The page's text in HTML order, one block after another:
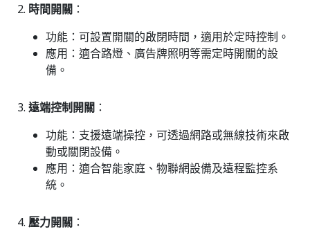
時間開關 ：
功能 ：可設置開關的啟閉時間，適用於定時控制。
應用 ：適合路燈、廣告牌照明等需定時開關的設
備。
遠端控制開關 ：
功能 ：支援遠端操控，可透過網路或無線技術來啟
動或關閉設備。
應用 ：適合智能家庭、物聯網設備及遠程監控系
統。
壓力開關 ：